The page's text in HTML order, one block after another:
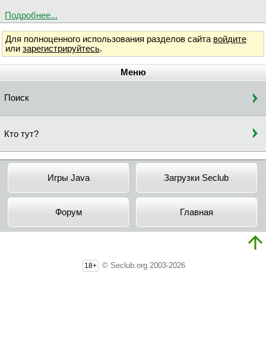
Подробнее...
Для полноценного использования разделов сайта войдите
или зарегистрируйтесь.
Меню
Поиск
Кто тут?
Игры Java Загрузки Seclub
Форум Главная
18+ © Seclub.org 2003-2026